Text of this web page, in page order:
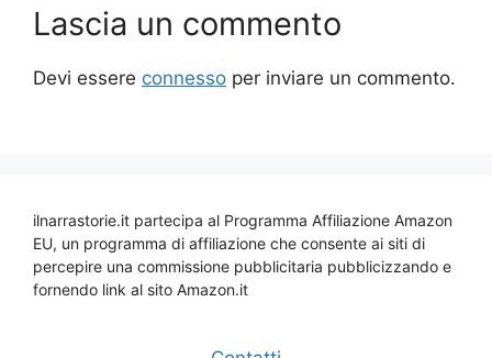
Lascia un commento
Devi essere connesso per inviare un commento.
ilnarrastorie.it partecipa al Programma Affiliazione Amazon
EU, un programma di affiliazione che consente ai siti di
percepire una commissione pubblicitaria pubblicizzando e
fornendo link al sito Amazon.it